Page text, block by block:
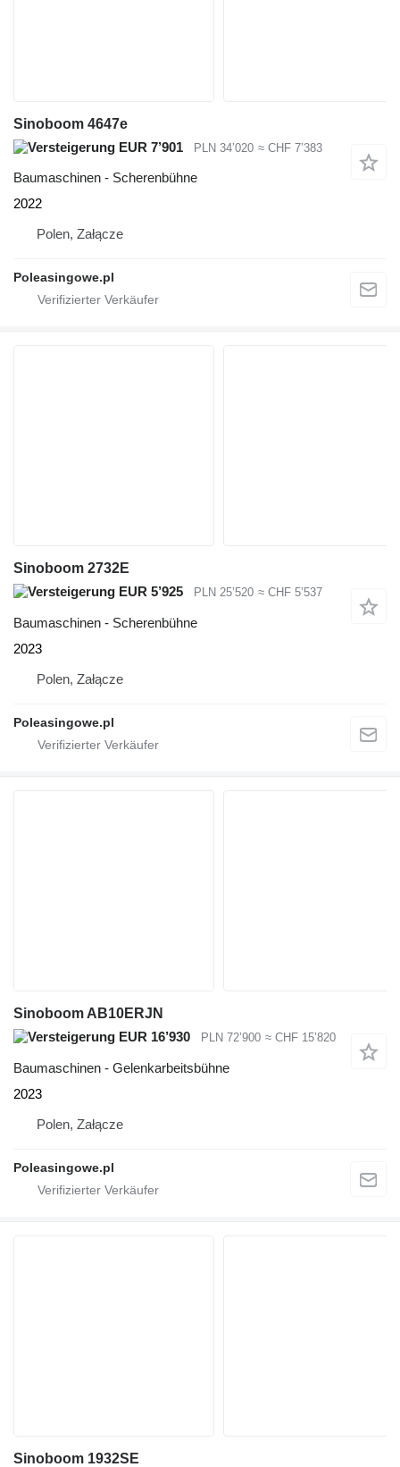
Sinoboom 4647e
EUR 7’901
PLN 34’020 ≈ CHF 7’383
Baumaschinen - Scherenbühne
2022
Polen, Załącze
Poleasingowe.pl
Sinoboom 2732E
EUR 5’925
PLN 25’520 ≈ CHF 5’537
Baumaschinen - Scherenbühne
2023
Polen, Załącze
Poleasingowe.pl
Sinoboom AB10ERJN
EUR 16’930
PLN 72’900 ≈ CHF 15’820
Baumaschinen - Gelenkarbeitsbühne
2023
Polen, Załącze
Poleasingowe.pl
Sinoboom 1932SE